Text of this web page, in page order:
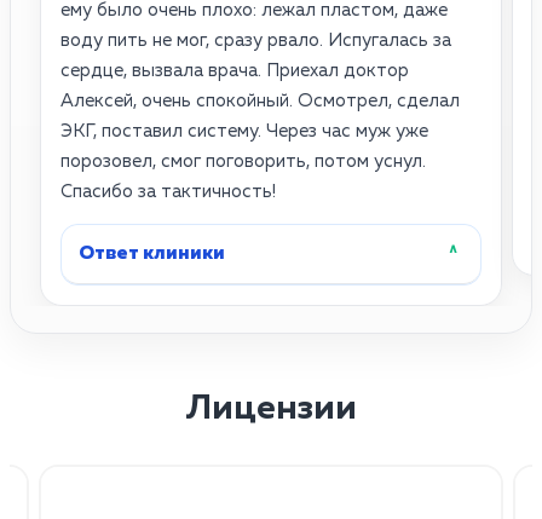
ему было очень плохо: лежал пластом, даже
воду пить не мог, сразу рвало. Испугалась за
сердце, вызвала врача. Приехал доктор
Алексей, очень спокойный. Осмотрел, сделал
ЭКГ, поставил систему. Через час муж уже
порозовел, смог поговорить, потом уснул.
Спасибо за тактичность!
Ответ клиники ˄
Лицензии